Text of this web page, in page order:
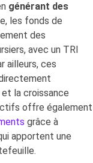
générant des
les fonds de
des
avec un TRI
ailleurs, ces
et la croissance
offre également
grâce à
apportent une